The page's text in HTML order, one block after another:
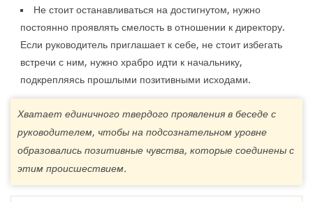
Не стоит останавливаться на достигнутом, нужно
постоянно проявлять смелость в отношении к директору.
Если руководитель приглашает к себе, не стоит избегать
встречи с ним, нужно храбро идти к начальнику,
подкрепляясь прошлыми позитивными исходами.
Хватает единичного твердого проявления в беседе с
руководителем, чтобы на подсознательном уровне
образовались позитивные чувства, которые соединены с
этим происшествием.